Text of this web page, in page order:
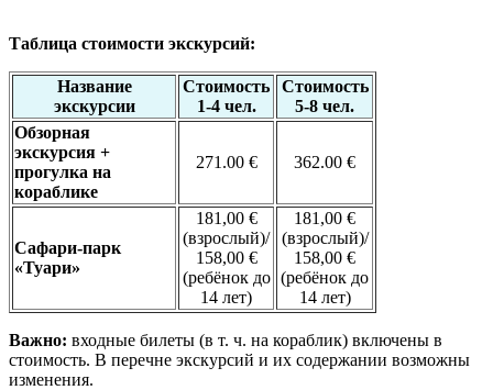
Таблица стоимости экскурсий:
Название
экскурсии
Стоимость
1-4 чел.
Стоимость
5-8 чел.
Обзорная
экскурсия +
прогулка на
кораблике
271.00 € 362.00 €
Сафари-парк
«Туари»
181,00 €
(взрослый)/
158,00 €
(ребёнок до
14 лет)
181,00 €
(взрослый)/
158,00 €
(ребёнок до
14 лет)
Важно: входные билеты (в т. ч. на кораблик) включены в
стоимость. В перечне экскурсий и их содержании возможны
изменения.